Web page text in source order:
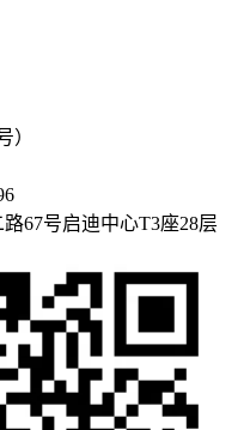
）
67号启迪中心T3座28层